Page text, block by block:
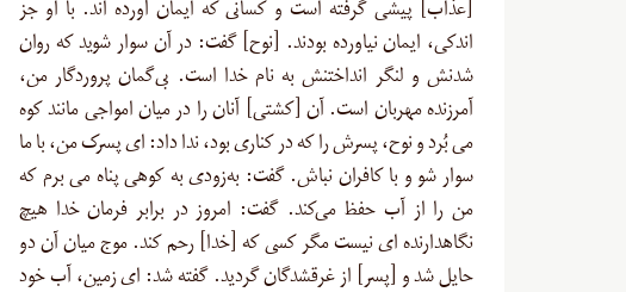
[عذاب] پیشی گرفته است و کسانى که ایمان آورده ‏اند. با او جز
اندکى، ایمان نیاورده بودند. [نوح] گفت: در آن سوار شوید که روان‏
شدنش و لنگر انداختنش به نام خدا است. بى‌گمان پروردگار من،
آمرزنده مهربان است. آن [کشتى] آنان را در میان امواجى مانند کوه
مى ‏بُرد و نوح، پسرش را که در کنارى بود، ندا داد: اى پسرک من، با ما
سوار شو و با کافران نباش. گفت: به‌زودى به کوهى پناه مى‏ برم که
من را از آب حفظ می‌کند. گفت: امروز در برابر فرمان خدا هیچ
نگاهدارنده ‏اى نیست مگر کسى که [خدا] رحم کند. موج میان آن دو
حایل شد و [پسر] از غرق‏شدگان گردید. گفته شد: اى زمین، آب خود